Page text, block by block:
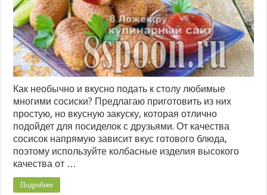
Как необычно и вкусно подать к столу любимые
многими сосиски? Предлагаю приготовить из них
простую, но вкусную закуску, которая отлично
подойдет для посиделок с друзьями. От качества
сосисок напрямую зависит вкус готового блюда,
поэтому используйте колбасные изделия высокого
качества от …
Подробнее